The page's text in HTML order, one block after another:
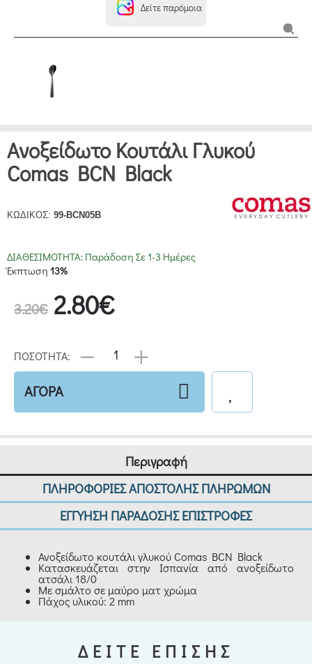
Δείτε παρόμοια
Ανοξείδωτο Κουτάλι Γλυκού
Comas BCN Black
ΚΩΔΙΚΟΣ: 99-BCN05B
ΔΙΑΘΕΣΙΜΟΤΗΤΑ: Παράδοση Σε 1-3 Ημέρες
Έκπτωση 13%
3.20€ 2.80€
ΠΟΣΟΤΗΤΑ:
ΑΓΟΡΑ
Περιγραφή
ΠΛΗΡΟΦΟΡΙΕΣ ΑΠΟΣΤΟΛΗΣ ΠΛΗΡΩΜΩΝ
ΕΓΓΥΗΣΗ ΠΑΡΑΔΟΣΗΣ ΕΠΙΣΤΡΟΦΕΣ
Ανοξείδωτο κουτάλι γλυκού Comas BCN Black
Κατασκευάζεται στην Ισπανία από ανοξείδωτο
ατσάλι 18/0
Με σμάλτο σε μαύρο ματ χρώμα
Πάχος υλικού: 2 mm
ΔΕΙΤΕ ΕΠΙΣΗΣ